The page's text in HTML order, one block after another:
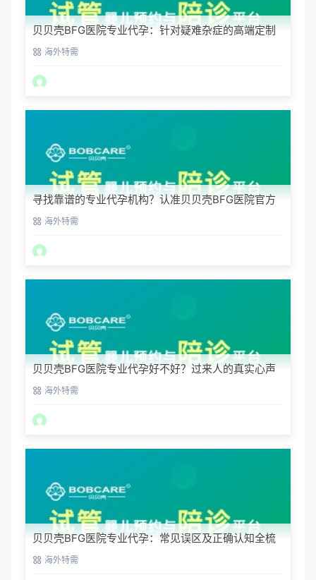
贝贝壳BFG医院专业代孕：针对疑难杂症的高端定制
生育服务
海外特需
寻找靠谱的专业代孕机构？认准贝贝壳BFG医院官方
渠道海外特需
贝贝壳BFG医院专业代孕好不好？过来人的真实心声
海外特需
贝贝壳BFG医院专业代孕：常见误区及正确认知全梳
理 海外特需